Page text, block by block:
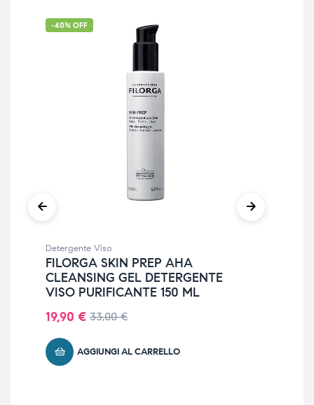
-40% OFF
Detergente Viso
FILORGA SKIN PREP AHA
CLEANSING GEL DETERGENTE
VISO PURIFICANTE 150 ML
33,00€
19,90 €
AGGIUNGI AL CARRELLO